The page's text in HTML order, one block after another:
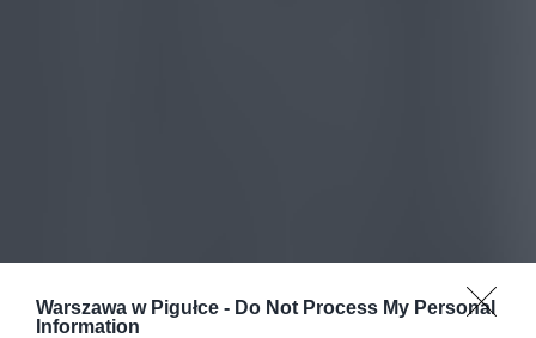
Warszawa w Pigułce - Do Not Process My Personal
Information